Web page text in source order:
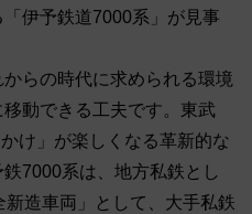
伊予鉄道7000系」が見事
らの時代に求められる環境
動できる工夫です。東武
け」が楽しくなる革新的な
7000系は、地方私鉄とし
造車両」として、大手私鉄